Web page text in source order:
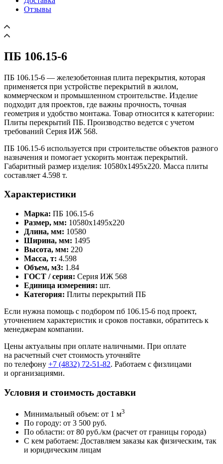
Отзывы
ПБ 106.15-6
ПБ 106.15-6 — железобетонная плита перекрытия, которая
применяется при устройстве перекрытий в жилом,
коммерческом и промышленном строительстве. Изделие
подходит для проектов, где важны прочность, точная
геометрия и удобство монтажа. Товар относится к категории:
Плиты перекрытий ПБ. Производство ведется с учетом
требований Серия ИЖ 568.
ПБ 106.15-6 используется при строительстве объектов разного
назначения и помогает ускорить монтаж перекрытий.
Габаритный размер изделия: 10580x1495x220. Масса плиты
составляет 4.598 т.
Характеристики
Марка: ПБ 106.15-6
Размер, мм: 10580x1495x220
Длина, мм: 10580
Ширина, мм: 1495
Высота, мм: 220
Масса, т: 4.598
Объем, м3: 1.84
ГОСТ / серия: Серия ИЖ 568
Единица измерения: шт.
Категория: Плиты перекрытий ПБ
Если нужна помощь с подбором пб 106.15-6 под проект,
уточнением характеристик и сроков поставки, обратитесь к
менеджерам компании.
Цены актуальны при оплате наличными. При оплате
на расчетный счет стоимость уточняйте
по телефону +7 (4832) 72-51-82. Работаем с физлицами
и организациями.
Условия и стоимость доставки
Минимальный объем: от 1 м3
По городу: от 3 500 руб.
По области: от 80 руб./км (расчет от границы города)
С кем работаем: Доставляем заказы как физическим, так
и юридическим лицам